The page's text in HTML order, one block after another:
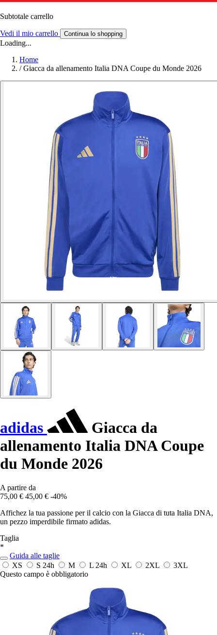
Subtotale carrello
Vedi il mio carrello Continua lo shopping
Loading...
Home
/ Giacca da allenamento Italia DNA Coupe du Monde 2026
adidas
Giacca da
allenamento Italia DNA Coupe
du Monde 2026
A partire da
75,00 € 45,00 € -40%
Affichez la tua passione per il calcio con la Giacca di tuta Italia DNA,
un pezzo imperdibile firmato adidas.
Taglia
*
Guida alle taglie
XS
S 24h M L 24h XL 2XL
3XL
Questo campo è obbligatorio